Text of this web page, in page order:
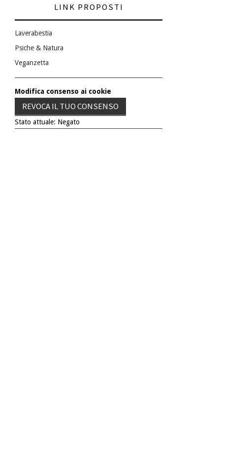
LINK PROPOSTI
Laverabestia
Psiche & Natura
Veganzetta
Modifica consenso ai cookie
REVOCA IL TUO CONSENSO
Stato attuale: Negato